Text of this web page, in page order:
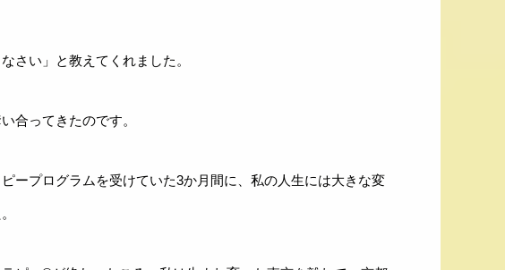
さい」と教えてくれました。
合ってきたのです。
ープログラムを受けていた3か月間に、私の人生には大きな変